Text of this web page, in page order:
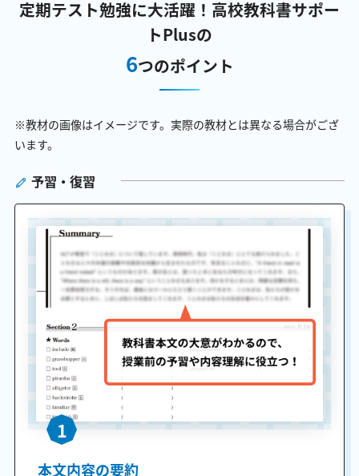
定期テスト勉強に大活躍！ 高校教科書サポー
トPlusの
6つのポイント
※教材の画像はイメージです。実際の教材とは異なる場合がござ
います。
予習・復習
1
本文内容の要約